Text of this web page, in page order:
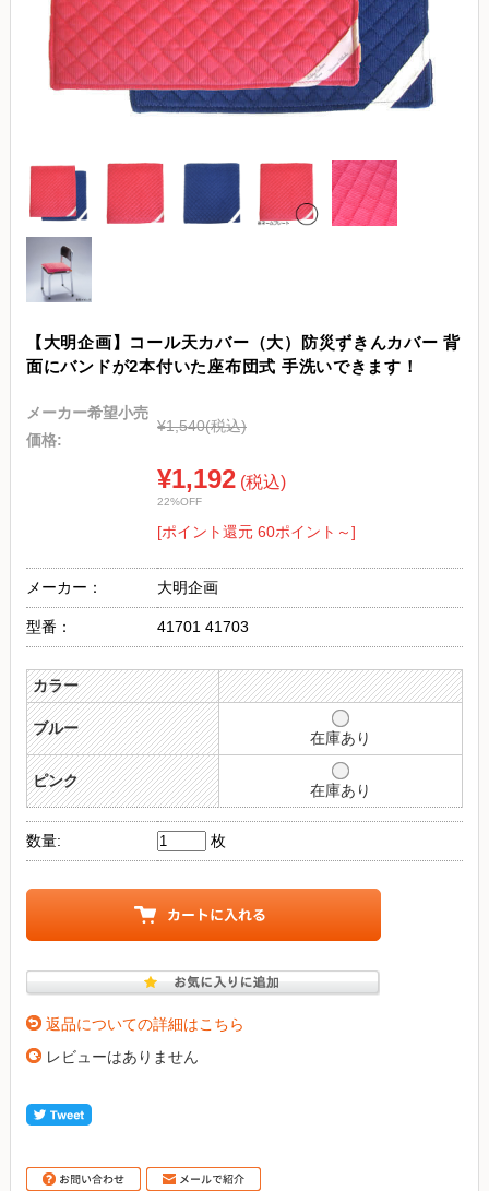
【大明企画】コール天カバー（大）防災ずきんカバー 背
面にバンドが2本付いた座布団式 手洗いできます！
メーカー希望小売
価格:
¥1,540(税込)
¥1,192 (税込)
22%OFF
[ポイント還元 60ポイント～]
メーカー： 大明企画
型番： 41701 41703
カラー
ブルー
在庫あり
ピンク
在庫あり
数量: 枚
返品についての詳細はこちら
レビューはありません